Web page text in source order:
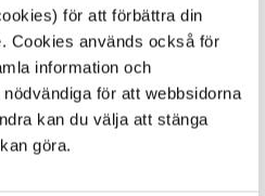
för att förbättra din
Cookies används också för
information och
för att webbsidorna
kan du välja att stänga
göra.
686